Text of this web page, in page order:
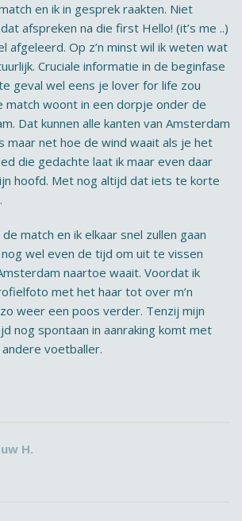
en ik in gesprek raakten. Niet
afspreken na die first Hello! (it’s me ..)
afgeleerd. Op z’n minst wil ik weten wat
Cruciale informatie in de beginfase
geval wel eens je lover for life zou
match woont in een dorpje onder de
Dat kunnen alle kanten van Amsterdam
maar net hoe de wind waait als je het
die gedachte laat ik maar even daar
hoofd. Met nog altijd dat iets te korte
match en ik elkaar snel zullen gaan
wel even de tijd om uit te vissen
naartoe waait. Voordat ik
met het haar tot over m’n
weer een poos verder. Tenzij mijn
nog spontaan in aanraking komt met
voetballer.
H.